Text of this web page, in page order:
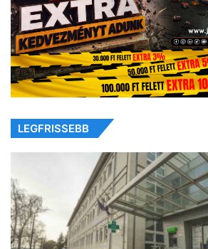
LEGFRISSEBB